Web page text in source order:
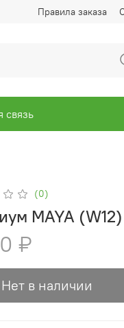
Правила заказа
связь
(0)
MAYA (W12)
₽
Нет в наличии